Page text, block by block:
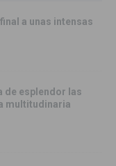
a unas intensas
de esplendor las
multitudinaria